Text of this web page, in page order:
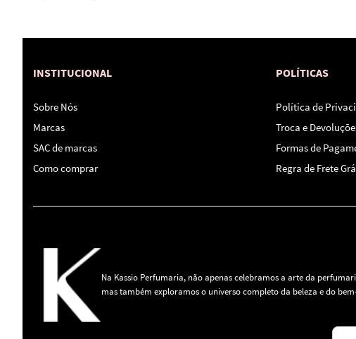
INSTITUCIONAL
Sobre Nós
Marcas
SAC de marcas
Como comprar
POLÍTICAS
Política de
Troca e
Formas de
Regra de Frete
Na Kassio Perfumaria, não apenas celebramos a arte da
mas também exploramos o universo completo da beleza e do